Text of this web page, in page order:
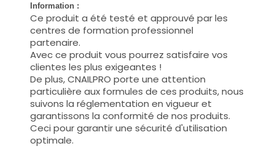
Information :
Ce produit a été testé et approuvé par les
centres de formation professionnel
partenaire.
Avec ce produit vous pourrez satisfaire vos
clientes les plus exigeantes !
De plus, CNAILPRO porte une attention
particulière aux formules de ces produits, nous
suivons la réglementation en vigueur et
garantissons la conformité de nos produits.
Ceci pour garantir une sécurité d'utilisation
optimale.